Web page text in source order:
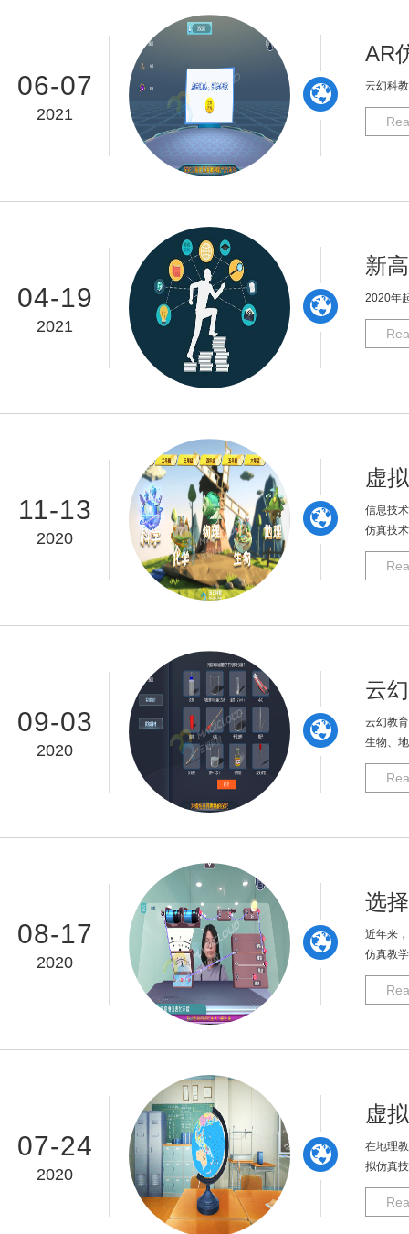
06-07
2021
AR
云幻科
04-19
2021
新
​2020年
11-13
2020
虚
信息技
仿真技
09-03
2020
云
云幻教
生物、
08-17
2020
选
近年来
仿真教
07-24
2020
虚
在地理
拟仿真